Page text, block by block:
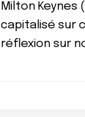
Milton Keynes
capitalisé sur
réflexion sur